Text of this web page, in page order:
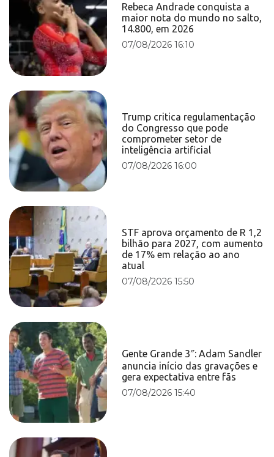
Rebeca Andrade conquista a
maior nota do mundo no salto,
14.800, em 2026
07/08/2026 16:10
Trump critica regulamentação
do Congresso que pode
comprometer setor de
inteligência artificial
07/08/2026 16:00
STF aprova orçamento de R 1,2
bilhão para 2027, com aumento
de 17% em relação ao ano
atual
07/08/2026 15:50
Gente Grande 3″: Adam Sandler
anuncia início das gravações e
gera expectativa entre fãs
07/08/2026 15:40